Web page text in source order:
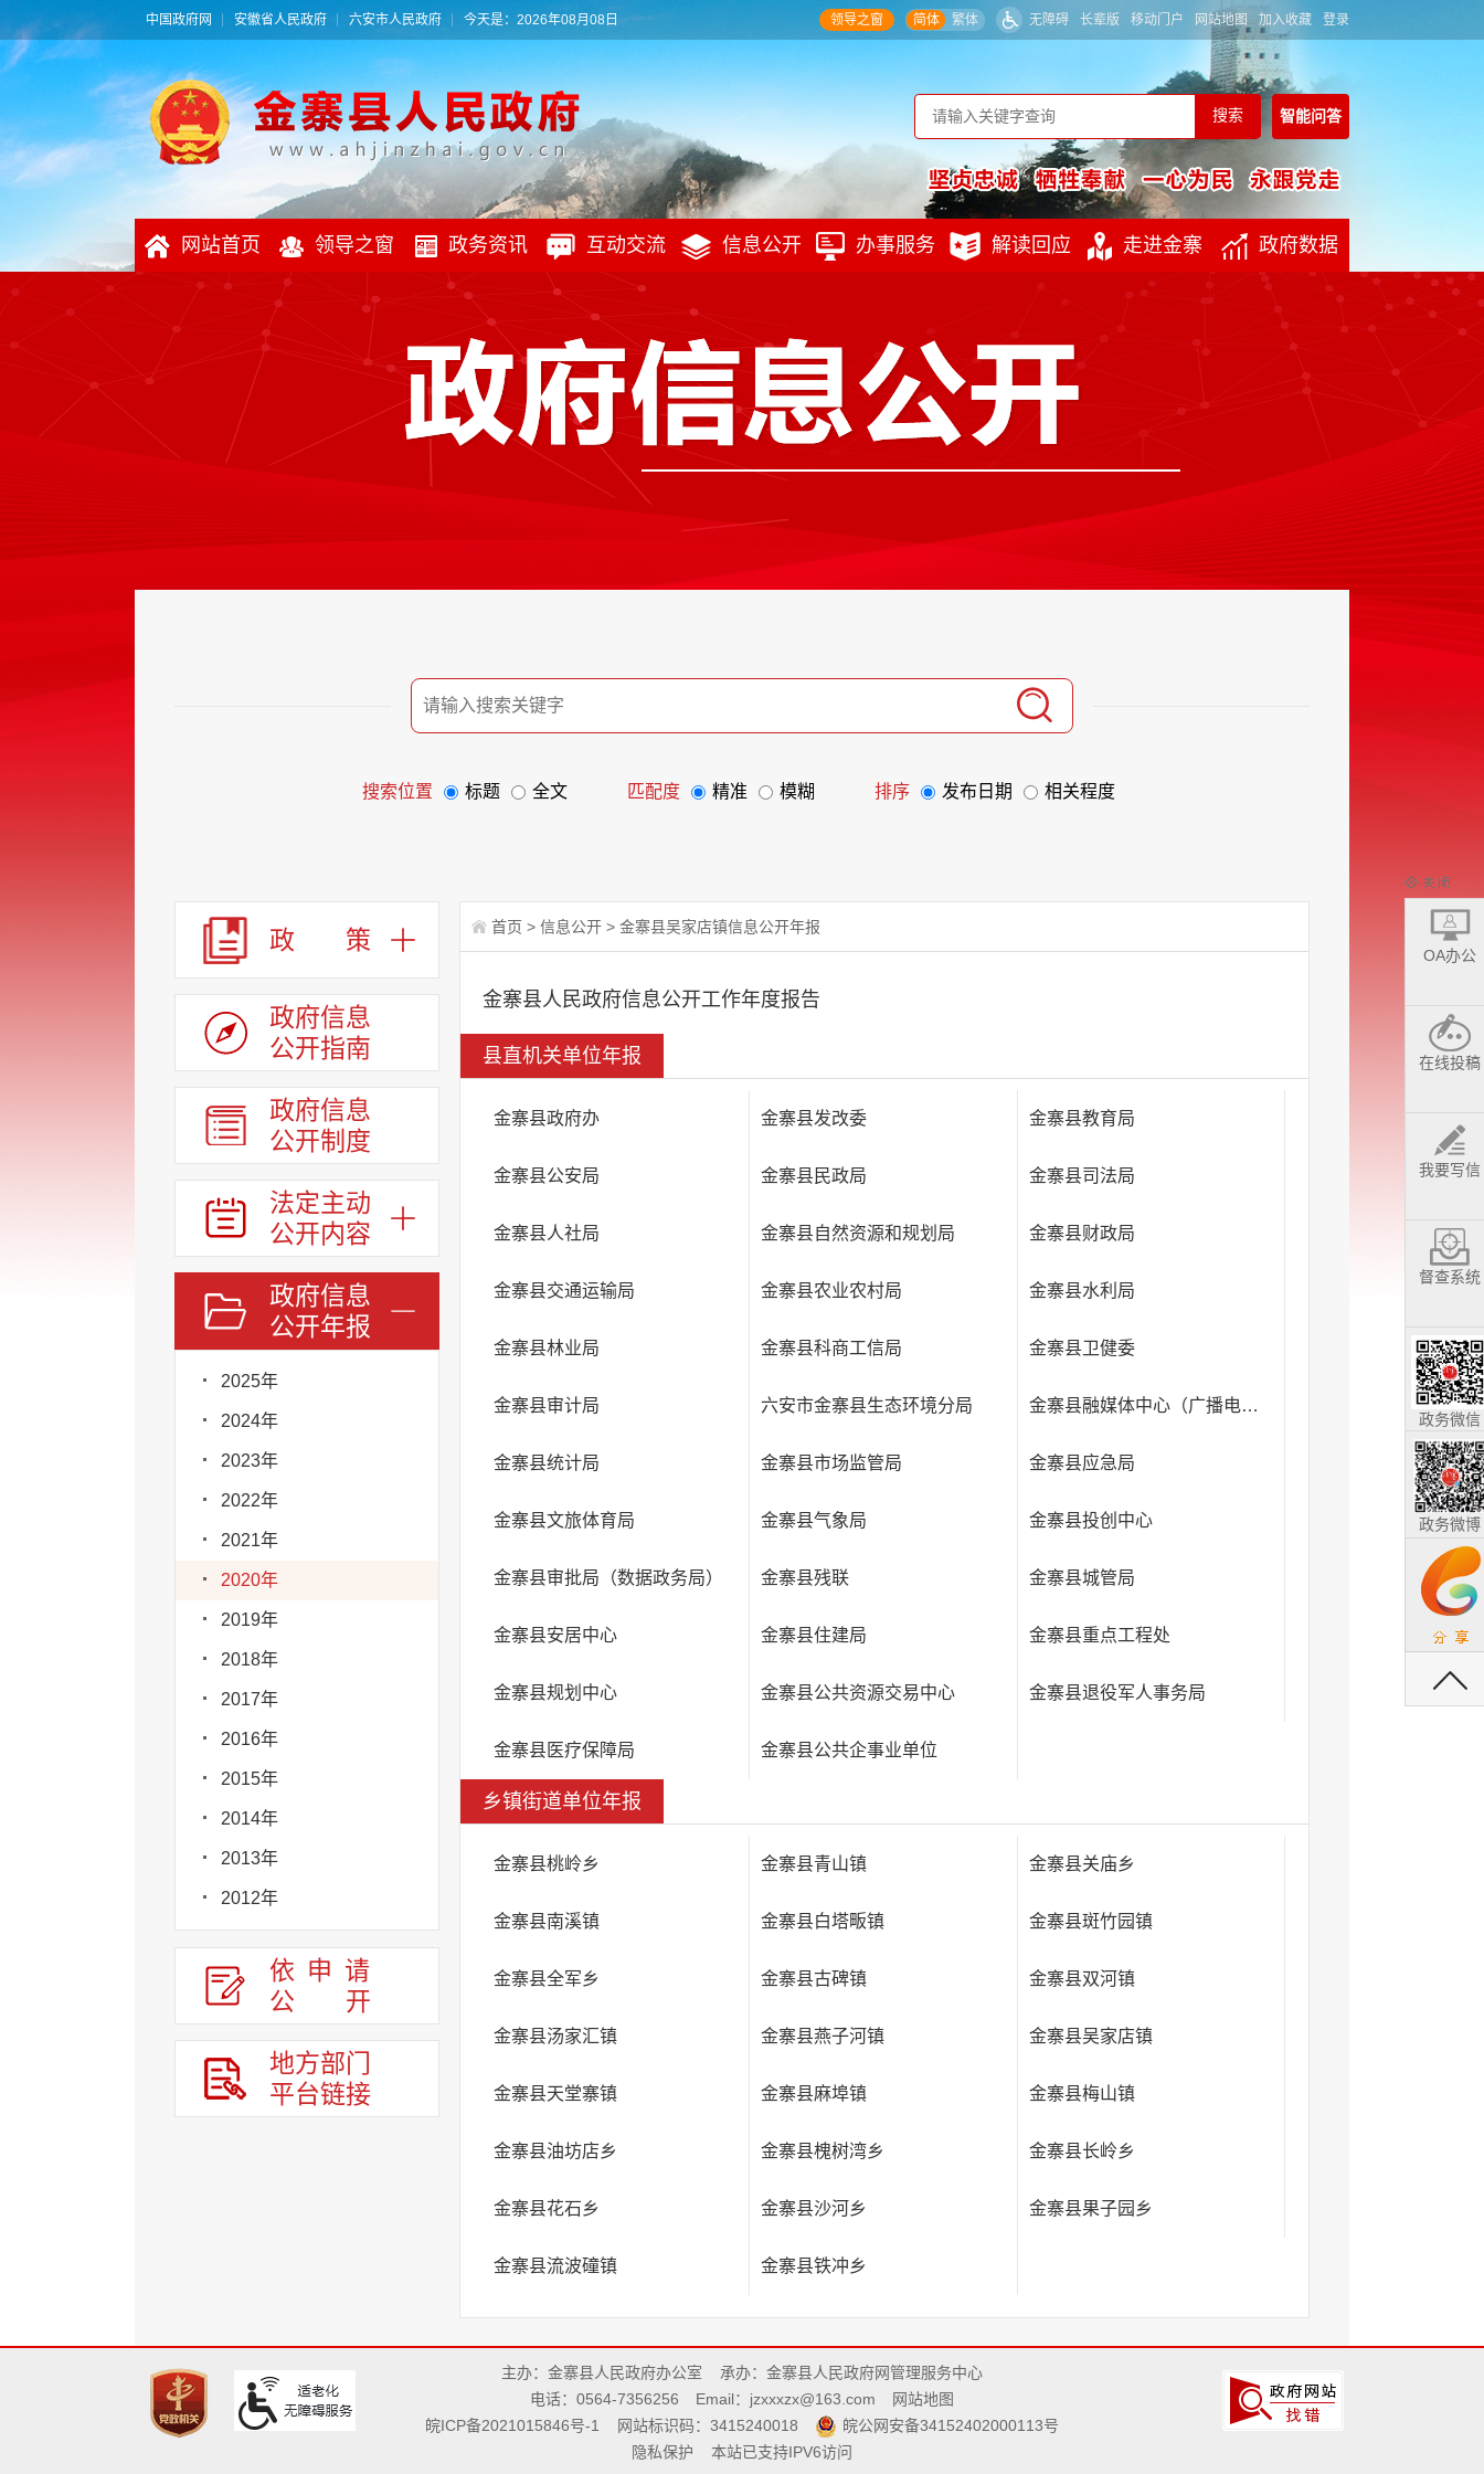
中国政府网 安徽省人民政府 六安市人民政府 今天是：2026年08月08日 领导之窗 简体 繁体 无障碍 长辈版 移动门户 网站地图 加入收藏 登录
智能问答
网站首页 领导之窗 政务资讯 互动交流 信息公开 办事服务 解读回应 走进金寨 政府数据
搜索位置 标题 全文 匹配度 精准 模糊 排序 发布日期 相关程度
政 策
政府信息
公开指南
政府信息
公开制度
法定主动
公开内容
政府信息
公开年报
2025年
2024年
2023年
2022年
2021年
2020年
2019年
2018年
2017年
2016年
2015年
2014年
2013年
2012年
依申请
公
开
地方部门
平台链接
首页 > 信息公开 > 金寨县吴家店镇信息公开年报
金寨县人民政府信息公开工作年度报告
县直机关单位年报
金寨县政府办 金寨县发改委 金寨县教育局
金寨县公安局 金寨县民政局 金寨县司法局
金寨县人社局 金寨县自然资源和规划局 金寨县财政局
金寨县交通运输局 金寨县农业农村局 金寨县水利局
金寨县林业局 金寨县科商工信局 金寨县卫健委
金寨县审计局 六安市金寨县生态环境分局 金寨县融媒体中心（广播电视台）
金寨县统计局 金寨县市场监管局 金寨县应急局
金寨县文旅体育局 金寨县气象局 金寨县投创中心
金寨县审批局（数据政务局） 金寨县残联 金寨县城管局
金寨县安居中心 金寨县住建局 金寨县重点工程处
金寨县规划中心 金寨县公共资源交易中心 金寨县退役军人事务局
金寨县医疗保障局 金寨县公共企事业单位
乡镇街道单位年报
金寨县桃岭乡 金寨县青山镇 金寨县关庙乡
金寨县南溪镇 金寨县白塔畈镇 金寨县斑竹园镇
金寨县全军乡 金寨县古碑镇 金寨县双河镇
金寨县汤家汇镇 金寨县燕子河镇 金寨县吴家店镇
金寨县天堂寨镇 金寨县麻埠镇 金寨县梅山镇
金寨县油坊店乡 金寨县槐树湾乡 金寨县长岭乡
金寨县花石乡 金寨县沙河乡 金寨县果子园乡
金寨县流波䃥镇 金寨县铁冲乡
主办：金寨县人民政府办公室
承办：金寨县人民政府网管理服务中心
电话：0564-7356256
Email：jzxxxzx@163.com
网站地图
皖ICP备2021015846号-1
网站标识码：3415240018
皖公网安备34152402000113号
隐私保护
本站已支持IPV6访问
OA办公
在线投稿
我要写信
督查系统
政务微信
政务微博